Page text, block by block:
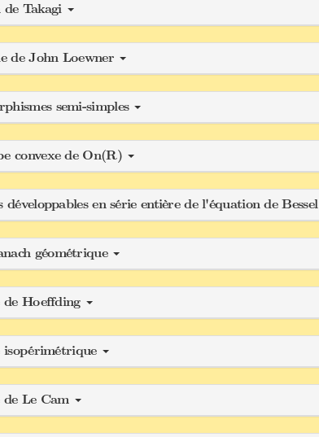
de Takagi
de John Loewner
semi-simples
convexe de On(R)
développables en série entière de l'équation de Bessel
géométrique
de Hoeffding
isopérimétrique
Le Cam